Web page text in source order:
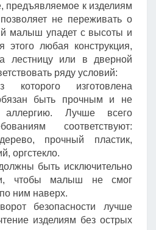
предъявляемое к изделиям
не переживать о
малыш упадет с высоты и
этого любая конструкция,
лестницу или в дверной
ряду условий:
которого изготовлена
быть прочным и не
Лучше всего
соответствуют:
прочный пластик,
оргстекло.
быть исключительно
чтобы малыш не смог
ним наверх.
безопасности лучше
изделиям без острых